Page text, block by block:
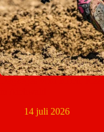
14 juli 2026